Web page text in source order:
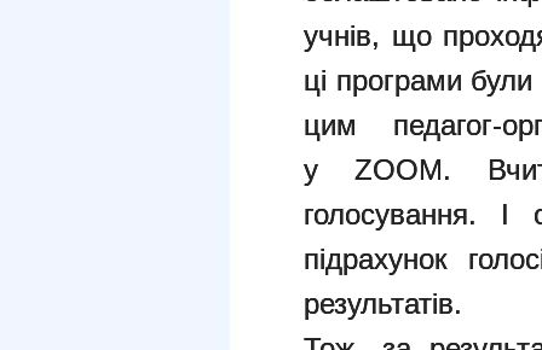
учнів, що
ці програми були
цим педагог-
у ZOOM.
голосування. І
підрахунок
результатів.